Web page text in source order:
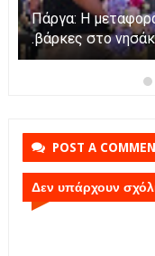
Πάργα: Η
βάρκες στο
POST A
Δεν υπάρχουν